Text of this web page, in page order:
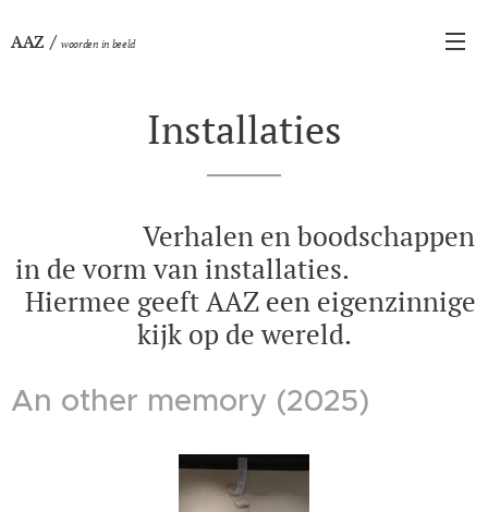
AAZ /woorden in beeld
Installaties
Verhalen en boodschappen
in de vorm van installaties.
Hiermee geeft AAZ een eigenzinnige
kijk op de wereld.
An other memory (2025)